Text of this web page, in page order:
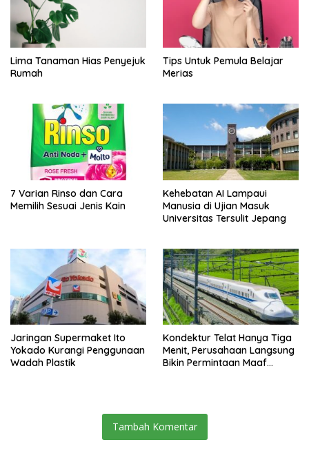
Lima Tanaman Hias Penyejuk
Rumah
Tips Untuk Pemula Belajar
Merias
7 Varian Rinso dan Cara
Memilih Sesuai Jenis Kain
Kehebatan AI Lampaui
Manusia di Ujian Masuk
Universitas Tersulit Jepang
Jaringan Supermaket Ito
Yokado Kurangi Penggunaan
Wadah Plastik
Kondektur Telat Hanya Tiga
Menit, Perusahaan Langsung
Bikin Permintaan Maaf
Tambah Komentar